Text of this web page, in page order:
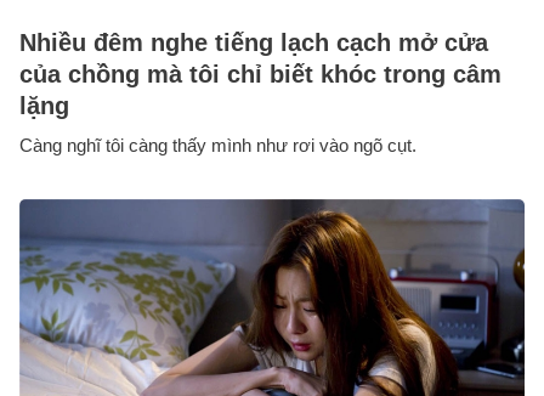
Nhiều đêm nghe tiếng lạch cạch mở cửa
của chồng mà tôi chỉ biết khóc trong câm
lặng
Càng nghĩ tôi càng thấy mình như rơi vào ngõ cụt.